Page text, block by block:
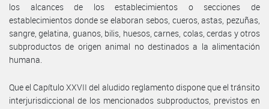
los alcances de los establecimientos o secciones de
establecimientos donde se elaboran sebos, cueros, astas, pezuñas,
sangre, gelatina, guanos, bilis, huesos, carnes, colas, cerdas y otros
subproductos de origen animal no destinados a la alimentación
humana.
Que el Capítulo XXVII del aludido reglamento dispone que el tránsito
interjurisdiccional de los mencionados subproductos, previstos en